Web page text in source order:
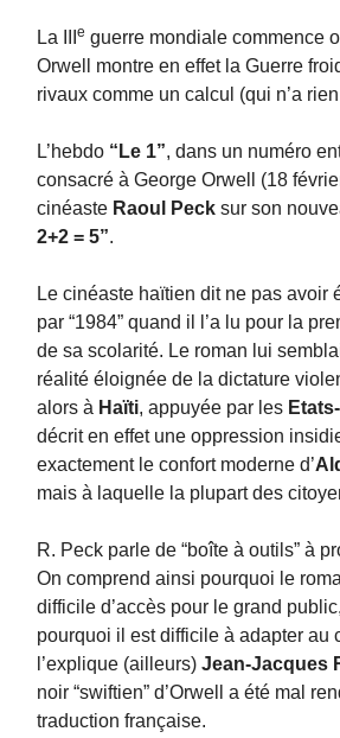
La III e guerre mondiale commence
Orwell montre en effet la Guerre
rivaux comme un calcul (qui n’a
L’hebdo “Le 1”, dans un numéro
consacré à George Orwell (18
cinéaste Raoul Peck sur son
2+2 = 5”.
Le cinéaste haïtien dit ne pas avoir
par “1984” quand il l’a lu pour la
de sa scolarité. Le roman lui
réalité éloignée de la dictature
alors à Haïti, appuyée par les
décrit en effet une oppression
exactement le confort moderne d’
mais à laquelle la plupart des
R. Peck parle de “boîte à outils” à
On comprend ainsi pourquoi le
difficile d’accès pour le grand
pourquoi il est difficile à adapter au
l’explique (ailleurs) Jean-Jacques
noir “swiftien” d’Orwell a été mal
traduction française.